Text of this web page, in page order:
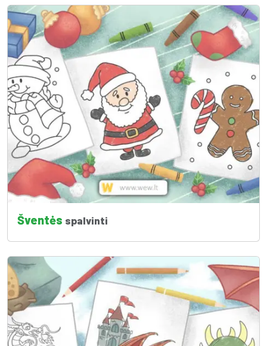
Šventės spalvinti